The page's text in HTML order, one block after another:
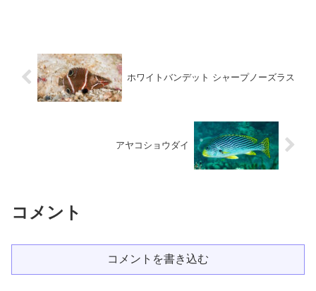
ホワイトバンデット シャープノーズラス
アヤコショウダイ
コメント
コメントを書き込む